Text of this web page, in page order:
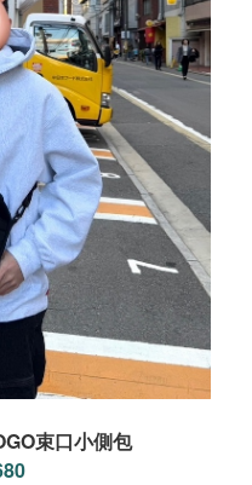
束口小側包